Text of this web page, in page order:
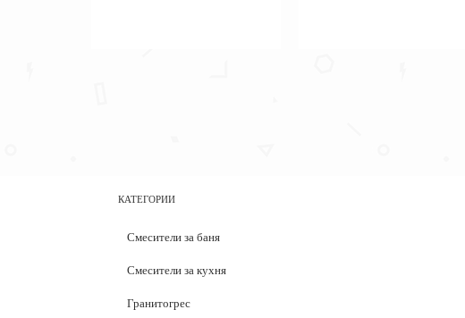
КАТЕГОРИИ
Смесители за баня
Смесители за кухня
Гранитогрес